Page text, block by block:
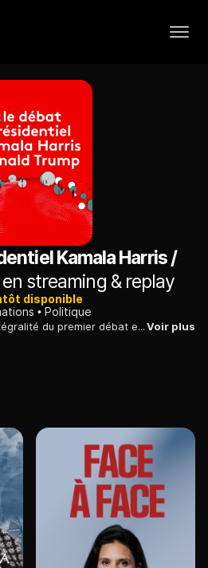
Kamala Harris /
streaming & replay
disponible
Politique
Diffusion en direct et en intégralité du premier débat entre Kamala Harris et Donald Trump, organisé par ABC News depuis le National Constitution Center de Philadelphie. L'événement sera modéré par les présentateurs de ABC News David Muir et Linsey Davis. Ce débat sera traduit intégralement en français.Voir plus